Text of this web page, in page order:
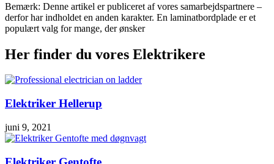
Bemærk: Denne artikel er publiceret af vores samarbejdspartnere –
derfor har indholdet en anden karakter. En laminatbordplade er et
populært valg for mange, der ønsker
Her finder du vores Elektrikere
Elektriker Hellerup
juni 9, 2021